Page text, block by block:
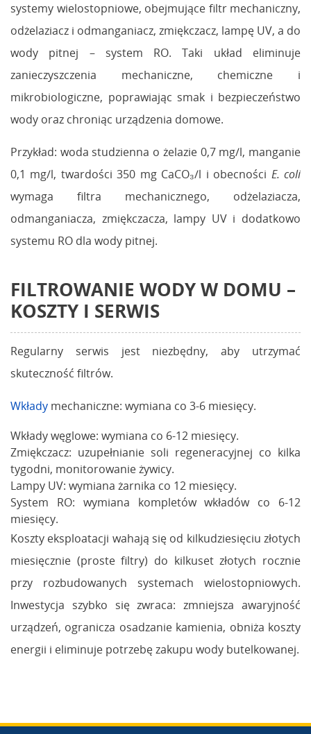
systemy wielostopniowe, obejmujące filtr mechaniczny,
odżelaziacz i odmanganiacz, zmiękczacz, lampę UV, a do
wody pitnej – system RO. Taki układ eliminuje
zanieczyszczenia mechaniczne, chemiczne i
mikrobiologiczne, poprawiając smak i bezpieczeństwo
wody oraz chroniąc urządzenia domowe.
Przykład: woda studzienna o żelazie 0,7 mg/l, manganie
0,1 mg/l, twardości 350 mg CaCO₃/l i obecności E. coli
wymaga filtra mechanicznego, odżelaziacza,
odmanganiacza, zmiękczacza, lampy UV i dodatkowo
systemu RO dla wody pitnej.
FILTROWANIE WODY W DOMU –
KOSZTY I SERWIS
Regularny serwis jest niezbędny, aby utrzymać
skuteczność filtrów.
Wkłady mechaniczne: wymiana co 3-6 miesięcy.
Wkłady węglowe: wymiana co 6-12 miesięcy.
Zmiękczacz: uzupełnianie soli regeneracyjnej co kilka
tygodni, monitorowanie żywicy.
Lampy UV: wymiana żarnika co 12 miesięcy.
System RO: wymiana kompletów wkładów co 6-12
miesięcy.
Koszty eksploatacji wahają się od kilkudziesięciu złotych
miesięcznie (proste filtry) do kilkuset złotych rocznie
przy rozbudowanych systemach wielostopniowych.
Inwestycja szybko się zwraca: zmniejsza awaryjność
urządzeń, ogranicza osadzanie kamienia, obniża koszty
energii i eliminuje potrzebę zakupu wody butelkowanej.